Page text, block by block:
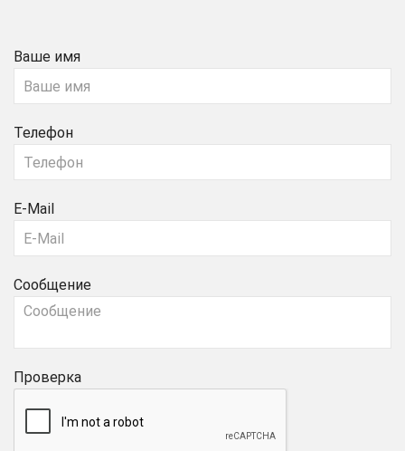
Ваше имя
Телефон
E-Mail
Сообщение
Проверка